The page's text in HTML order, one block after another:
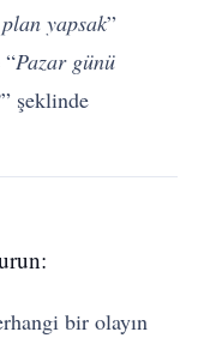
yapsak”
“Pazar günü
” şeklinde
bir olayın